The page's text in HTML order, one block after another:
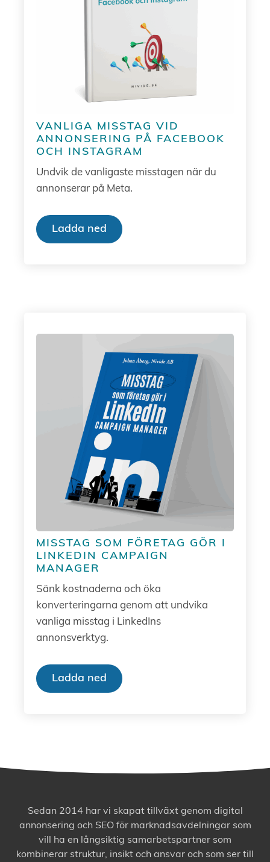
VANLIGA MISSTAG VID
ANNONSERING PÅ FACEBOOK
OCH INSTAGRAM
Undvik de vanligaste misstagen när du
annonserar på Meta.
Ladda ned
MISSTAG SOM FÖRETAG GÖR I
LINKEDIN CAMPAIGN
MANAGER
Sänk kostnaderna och öka
konverteringarna genom att undvika
vanliga misstag i LinkedIns
annonsverktyg.
Ladda ned
Sedan 2014 har vi skapat tillväxt genom digital
annonsering och SEO för marknadsavdelningar som
vill ha en långsiktig samarbetspartner som
kombinerar struktur, insikt och ansvar och som ser till